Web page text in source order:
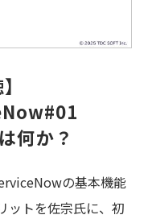
何か？
の基本機能
ットを佐宗氏に、初